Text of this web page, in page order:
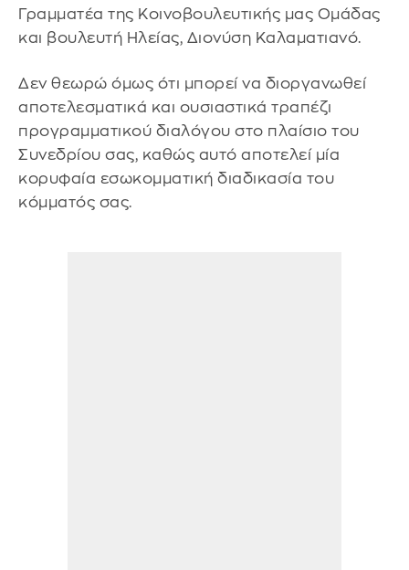
Γραμματέα της Κοινοβουλευτικής μας Ομάδας
και βουλευτή Ηλείας, Διονύση Καλαματιανό.
Δεν θεωρώ όμως ότι μπορεί να διοργανωθεί
αποτελεσματικά και ουσιαστικά τραπέζι
προγραμματικού διαλόγου στο πλαίσιο του
Συνεδρίου σας, καθώς αυτό αποτελεί μία
κορυφαία εσωκομματική διαδικασία του
κόμματός σας.